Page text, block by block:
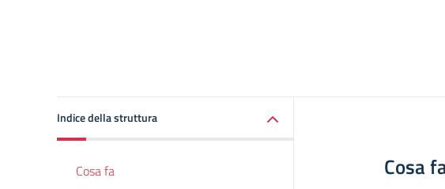
Indice della struttura
Cosa fa
Cosa